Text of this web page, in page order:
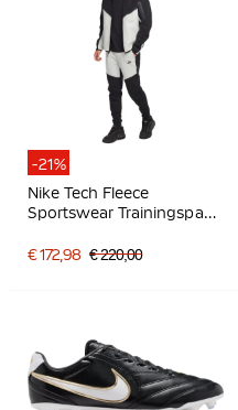
-21%
Nike Tech Fleece
Sportswear Trainingspak
€ 172,98 € 220,00